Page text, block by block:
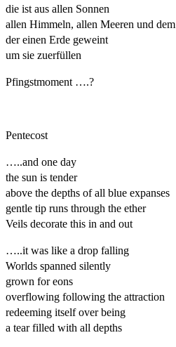
die ist aus allen Sonnen
allen Himmeln, allen Meeren und
der einen Erde geweint
um sie zuerfüllen
Pfingstmoment ….?
Pentecost
…..and one day
the sun is tender
above the depths of all blue expanses
gentle tip runs through the ether
Veils decorate this in and out
…..it was like a drop falling
Worlds spanned silently
grown for eons
overflowing following the attraction
redeeming itself over being
a tear filled with all depths